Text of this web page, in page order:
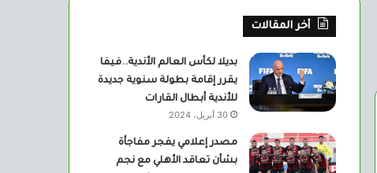
أخر المقالات
بديلا لكأس العالم الأندية..فيفا
يقرر إقامة بطولة سنوية جديدة
للأندية أبطال القارات
30 أبريل، 2024
مصدر إعلامي يفجر مفاجأة
بشأن تعاقد الأهلي مع نجم